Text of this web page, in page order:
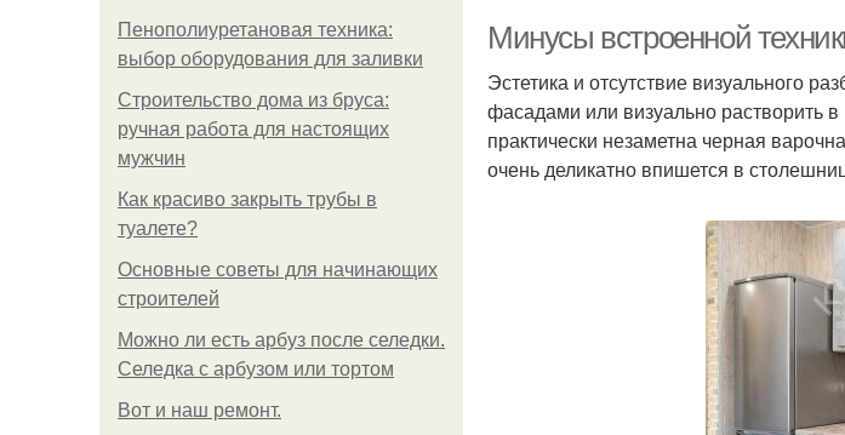
Пенополиуретановая техника:
выбор оборудования для заливки
Строительство дома из бруса:
ручная работа для настоящих
мужчин
Как красиво закрыть трубы в
туалете?
Основные советы для начинающих
строителей
Можно ли есть арбуз после селедки.
Селедка с арбузом или тортом
Boт и наш ремoнт.
Минусы встроенной
Эстетика и отсутствие визуального
фасадами или визуально растворить
практически незаметна черная
очень деликатно впишется в